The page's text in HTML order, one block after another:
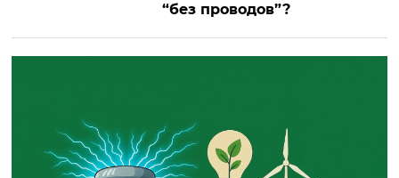
“без проводов”?